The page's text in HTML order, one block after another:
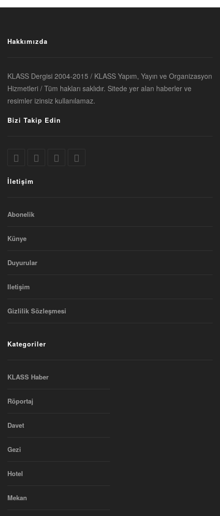
Hakkımızda
KLASS Dergisi 2004-2015 / KLASS Yapım, Yayın ve Organizasyon
Hizmetleri / Tüm hakları saklıdır. Sitede yer alan haberler ve
resimler izinsiz kullanılamaz.
Bizi Takip Edin
İletişim
Abonelik
Künye
Duyurular
Iletişim
Gizlilik Sözleşmesi
Kategoriler
KLASS Haber
Röportaj
Davet
Gezi
Hotel
Mekan